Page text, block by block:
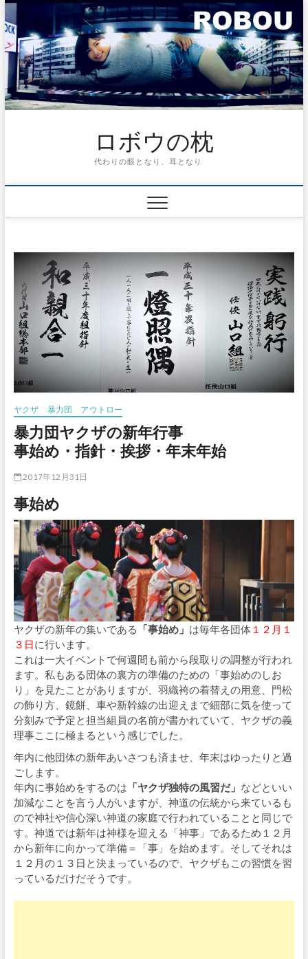
ロボウの枕
代わりの眼となり、耳となり
ヤクザ 暴力団 アウトロー
暴力団ヤクザの新年行事
事始め・指針・挨拶・年末年始
2017年12月31日
事始め
ヤクザの新年の集いである 「事始め」 は毎年各団体１２月１
３日に行います。
これは一大イベントで何週間も前から段取りの調整が行われ
ます。私もある団体の裏方の準備のための「事始めのしお
り」を見たことがありますが、羽織袴の着替えの用意、門松
の飾り方、鏡餅、車や新幹線の出迎えまで細部に気を使って
分刻みで予定と担当組員の名前が書かれていて、ヤクザの義
理事ここに極まるという感じでした。
年内に他団体の新年あいさつも済ませ、年末はゆったりと過
ごします。
年内に事始めをするのは 「ヤクザ独特の風習だ」 などといい
加減なことを言う人がいますが、神道の伝統から来ているも
ので神社や信心深い神道の家庭で行われていることと同じで
す。神道では新年は神様を迎える「神事」であるため１２月
から新年に向かって準備＝「事」を始めます。そしてそれは
１２月の１３日と決まっているので、ヤクザもこの習慣を習
っているだけだそうです。